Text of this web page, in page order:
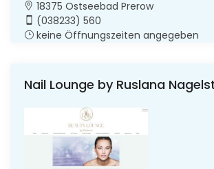
18375 Ostseebad Prerow
(038233) 560
keine Öffnungszeiten angegeben
Nail Lounge by Ruslana